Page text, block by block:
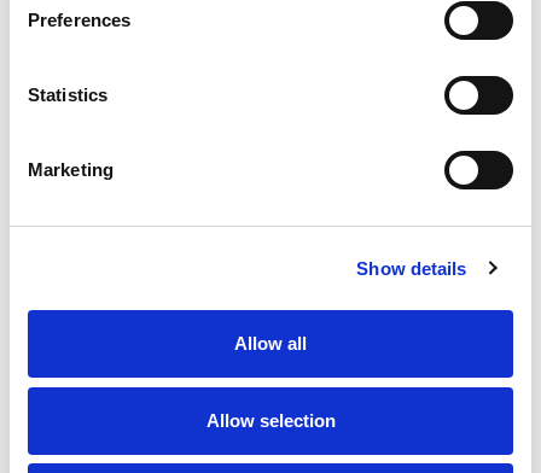
Preferences
Statistics
Marketing
Show details
Allow all
Allow selection
toekomstbestendig leren